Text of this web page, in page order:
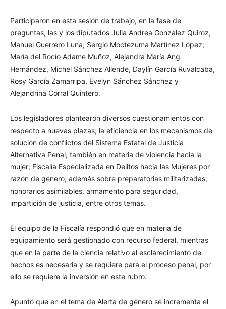
Participaron en esta sesión de trabajo, en la fase de
preguntas, las y los diputados Julia Andrea González Quiroz,
Manuel Guerrero Luna; Sergio Moctezuma Martínez López;
María del Rocío Adame Muñoz, Alejandra María Ang
Hernández, Michel Sánchez Allende, Daylín García Ruvalcaba,
Rosy García Zamarripa, Evelyn Sánchez Sánchez y
Alejandrina Corral Quintero.
Los legisladores plantearon diversos cuestionamientos con
respecto a nuevas plazas; la eficiencia en los mecanismos de
solución de conflictos del Sistema Estatal de Justicia
Alternativa Penal; también en materia de violencia hacia la
mujer; Fiscalía Especializada en Delitos hacia las Mujeres por
razón de género; además sobre preparatorias militarizadas,
honorarios asimilables, armamento para seguridad,
impartición de justicia, entre otros temas.
El equipo de la Fiscalía respondió que en materia de
equipamiento será gestionado con recurso federal, mientras
que en la parte de la ciencia relativo al esclarecimiento de
hechos es necesaria y se requiere para el proceso penal, por
ello se requiere la inversión en este rubro.
Apuntó que en el tema de Alerta de género se incrementa el